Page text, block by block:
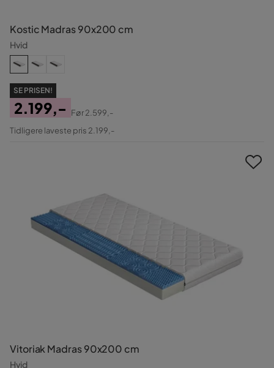
Kostic Madras 90x200 cm
Hvid
SE PRISEN!
Pris
2.199,-
Original
Før2.599,-
Tidligere laveste pris 2.199,-
Vitoriak Madras 90x200 cm
Hvid